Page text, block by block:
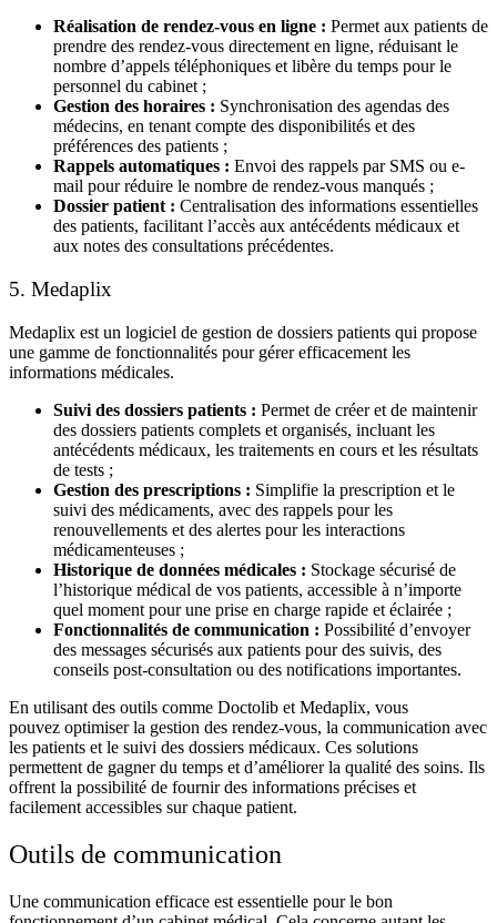
Réalisation de rendez-vous en ligne : Permet aux patients de
prendre des rendez-vous directement en ligne, réduisant le
nombre d’appels téléphoniques et libère du temps pour le
personnel du cabinet ;
Gestion des horaires : Synchronisation des agendas des
médecins, en tenant compte des disponibilités et des
préférences des patients ;
Rappels automatiques : Envoi des rappels par SMS ou e-
mail pour réduire le nombre de rendez-vous manqués ;
Dossier patient : Centralisation des informations essentielles
des patients, facilitant l’accès aux antécédents médicaux et
aux notes des consultations précédentes.
5. Medaplix
Medaplix est un logiciel de gestion de dossiers patients qui propose
une gamme de fonctionnalités pour gérer efficacement les
informations médicales.
Suivi des dossiers patients : Permet de créer et de maintenir
des dossiers patients complets et organisés, incluant les
antécédents médicaux, les traitements en cours et les résultats
de tests ;
Gestion des prescriptions : Simplifie la prescription et le
suivi des médicaments, avec des rappels pour les
renouvellements et des alertes pour les interactions
médicamenteuses ;
Historique de données médicales : Stockage sécurisé de
l’historique médical de vos patients, accessible à n’importe
quel moment pour une prise en charge rapide et éclairée ;
Fonctionnalités de communication : Possibilité d’envoyer
des messages sécurisés aux patients pour des suivis, des
conseils post-consultation ou des notifications importantes.
En utilisant des outils comme Doctolib et Medaplix, vous
pouvez optimiser la gestion des rendez-vous, la communication avec
les patients et le suivi des dossiers médicaux. Ces solutions
permettent de gagner du temps et d’améliorer la qualité des soins. Ils
offrent la possibilité de fournir des informations précises et
facilement accessibles sur chaque patient.
Outils de communication
Une communication efficace est essentielle pour le bon